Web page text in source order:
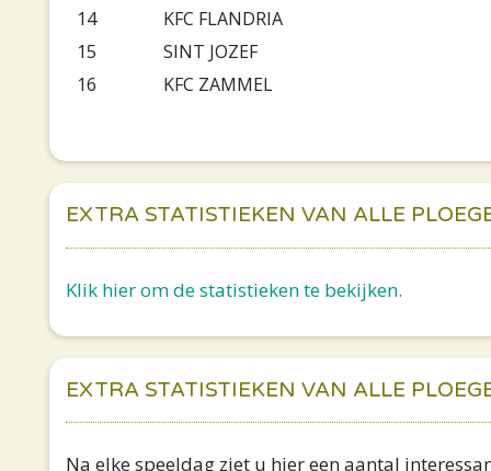
14
KFC FLANDRIA
15
SINT JOZEF
16
KFC ZAMMEL
EXTRA STATISTIEKEN VAN ALLE
Klik hier om de statistieken te bekijken.
EXTRA STATISTIEKEN VAN ALLE
Na elke speeldag ziet u hier een aantal